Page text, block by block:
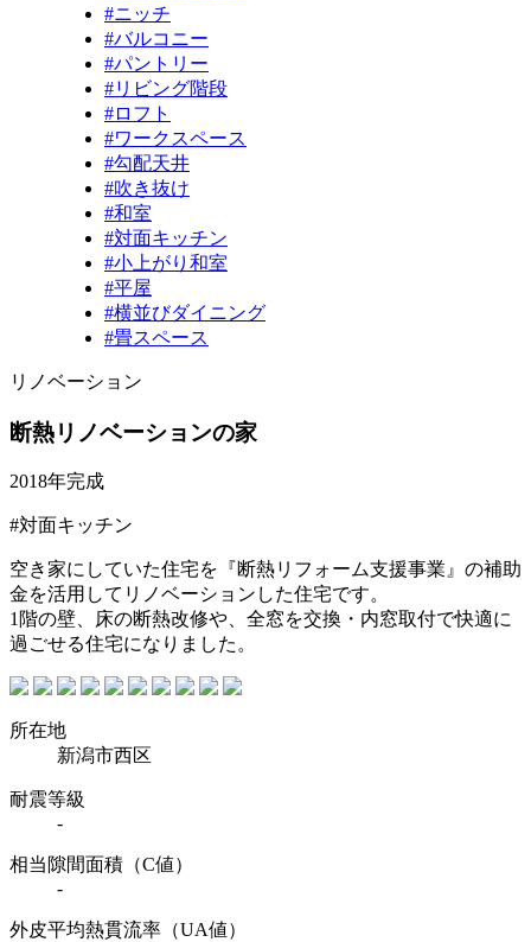
#ニッチ
#バルコニー
#パントリー
#リビング階段
#ロフト
#ワークスペース
#勾配天井
#吹き抜け
#和室
#対面キッチン
#小上がり和室
#平屋
#横並びダイニング
#畳スペース
リノベーション
断熱リノベーションの家
2018年完成
#対面キッチン
空き家にしていた住宅を『断熱リフォーム支援事業』の補助
金を活用してリノベーションした住宅です。
1階の壁、床の断熱改修や、全窓を交換・内窓取付で快適に
過ごせる住宅になりました。
所在地
新潟市西区
耐震等級
-
相当隙間面積（C値）
-
外皮平均熱貫流率（UA値）